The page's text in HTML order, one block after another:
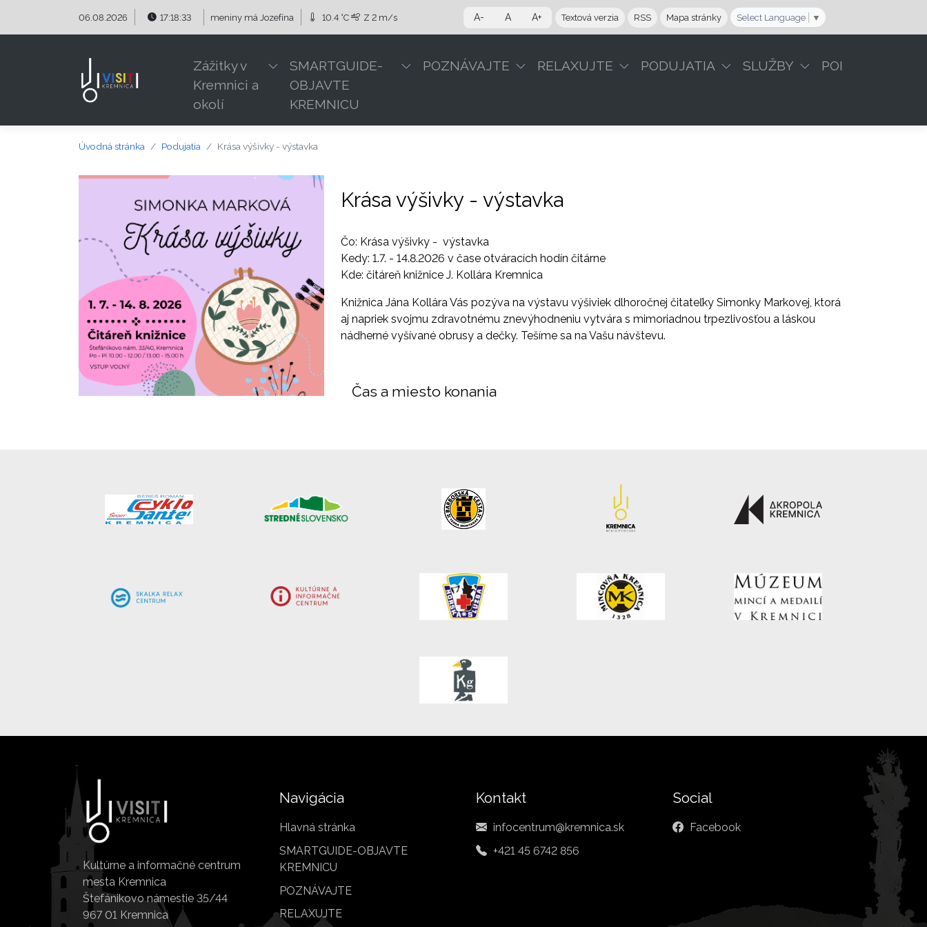
06.08.2026 17:18:33 meniny má Jozefína 10.4 °C Z 2 m/s A- A A+ Textová verzia RSS Mapa stránky Select Language ▼
Zážitky v
Kremnici a
okolí
SMARTGUIDE-
OBJAVTE
KREMNICU
POZNÁVAJTE RELAXUJTE PODUJATIA SLUŽBY POI
Úvodná stránka Podujatia Krása výšivky - výstavka
Krása výšivky - výstavka
Čo: Krása výšivky - výstavka
Kedy: 1.7. - 14.8.2026 v čase otváracích hodín čitárne
Kde: čitáreň knižnice J. Kollára Kremnica
Knižnica Jána Kollára Vás pozýva na výstavu výšiviek dlhoročnej čitateľky Simonky Markovej, ktorá
aj napriek svojmu zdravotnému znevýhodneniu vytvára s mimoriadnou trpezlivosťou a láskou
nádherné vyšívané obrusy a dečky. Tešíme sa na Vašu návštevu.
Čas a miesto konania
Kultúrne a informačné centrum
mesta Kremnica
Štefánikovo námestie 35/44
967 01 Kremnica
Navigácia
Hlavná stránka
SMARTGUIDE-OBJAVTE
KREMNICU
POZNÁVAJTE
RELAXUJTE
Kontakt
infocentrum@kremnica.sk
+421 45 6742 856
Social
Facebook